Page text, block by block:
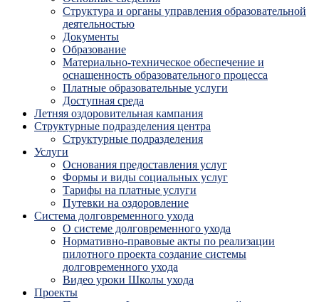
Структура и органы управления образовательной
деятельностью
Документы
Образование
Материально-техническое обеспечение и
оснащенность образовательного процесса
Платные образовательные услуги
Доступная среда
Летняя оздоровительная кампания
Структурные подразделения центра
Структурные подразделения
Услуги
Основания предоставления услуг
Формы и виды социальных услуг
Тарифы на платные услуги
Путевки на оздоровление
Система долговременного ухода
О системе долговременного ухода
Нормативно-правовые акты по реализации
пилотного проекта создание системы
долговременного ухода
Видео уроки Школы ухода
Проекты